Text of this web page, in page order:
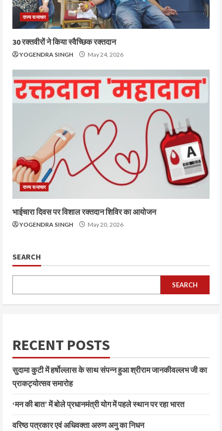
राज्य समाचार
30 रक्तवीरों ने किया स्वैच्छिक रक्तदान
YOGENDRA SINGH May 24, 2026
राज्य समाचार
भाईचारा दिवस पर विशाल रक्तदान शिविर का आयोजन
YOGENDRA SINGH May 20, 2026
SEARCH
SEARCH
RECENT POSTS
सुदामा कुटी में हर्षोल्लास के साथ संपन्न हुआ श्रीराम जानकीवल्लभ जी का
प्राकट्योत्सव समारोह
‘मन की बात’ में बोले प्रधानमंत्री योग में पहले स्थान पर रहा भारत
वरिष्ठ पत्रकार एवं अधिवक्ता अरुण अनु का निधन